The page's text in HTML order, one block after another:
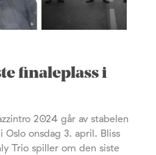
finaleplass i
2024 går av stabelen
Oslo onsdag 3. april. Bliss
Trio spiller om den siste